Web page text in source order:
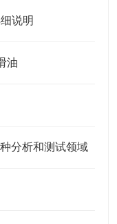
说明
油
分析和测试领域